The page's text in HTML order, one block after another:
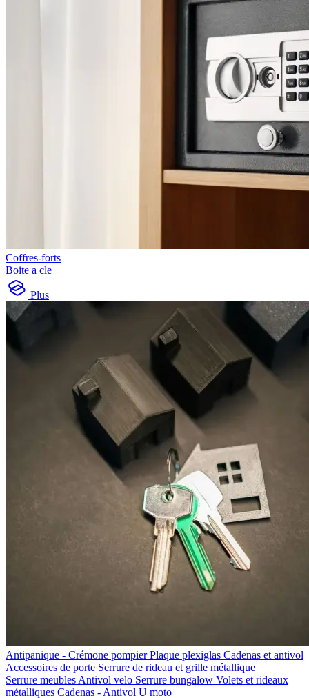
Coffres-forts
Boite a cle
Plus
Antipanique - Crémone pompierPlaque plexiglas Cadenas et antivol
Accessoires de porte Serrure de rideau et grille métallique
Serrure meubles Antivol velo Serrure bungalow Volets et rideaux
métalliques Cadenas - Antivol U moto